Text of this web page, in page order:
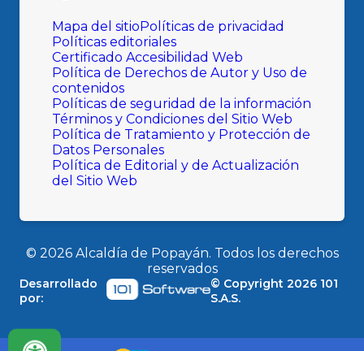
Mapa del sitioPolíticas de privacidad
Políticas editoriales
Certificado Accesibilidad Web
Política de Derechos de Autor y Uso de
contenidos
Políticas de seguridad de la información
Términos y Condiciones del Sitio Web
Política de Tratamiento y Protección de
Datos Personales
Política de Editorial y de Actualización
del Sitio Web
© 2026Alcaldía de Popayán. Todos los derechos
reservados
Desarrollado
por:
© Copyright2026 101
S.A.S.